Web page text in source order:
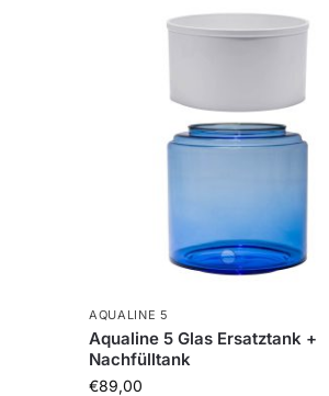
AQUALINE 5
Aqualine 5 Glas Ersatztank +
Nachfülltank
€89,00